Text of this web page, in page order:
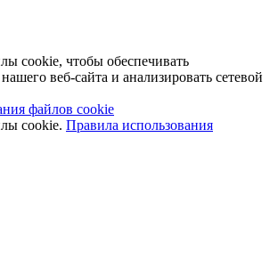
cookie, чтобы обеспечивать
веб-сайта и анализировать сетевой
файлов cookie
cookie. Правила использования